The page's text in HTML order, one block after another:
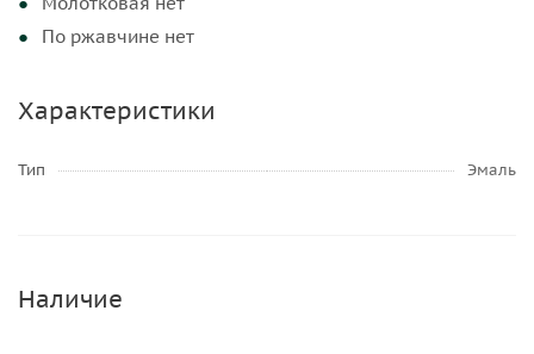
По ржавчине нет
Характеристики
Тип Эмаль
Наличие